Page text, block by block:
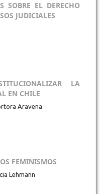
SOBRE EL DERECHO
JUDICIALES
LA
EN CHILE
Aravena
FEMINISMOS
Lehmann